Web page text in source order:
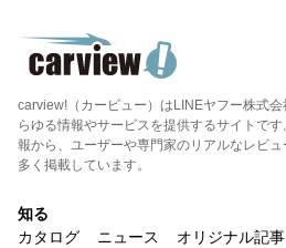
carview!（カービュー）はLINEヤフー株式
らゆる情報やサービスを提供するサイトで
報から、ユーザーや専門家のリアルなレビ
多く掲載しています。
知る
カタログ
ニュース オリジナル記事